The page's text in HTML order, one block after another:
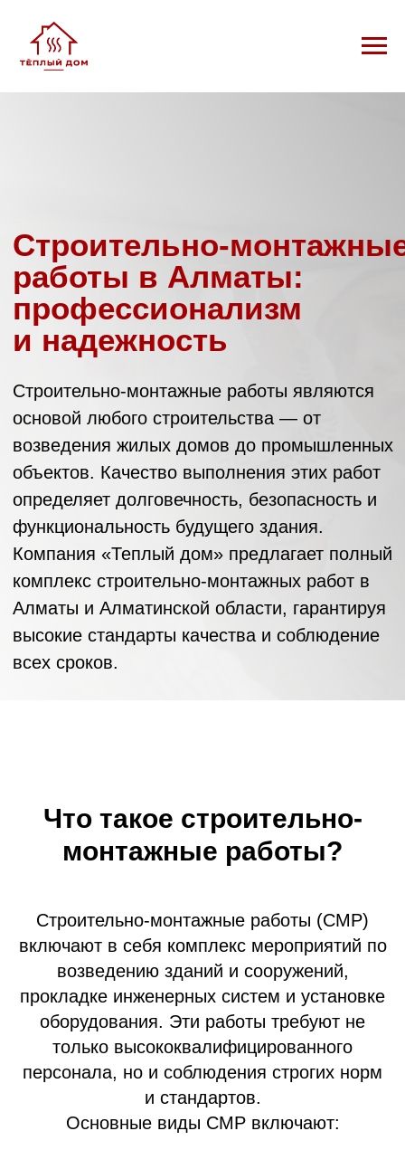
Строительно-монтажные работы являются
основой любого строительства — от
возведения жилых домов до промышленных
объектов. Качество выполнения этих работ
определяет долговечность, безопасность и
Компания «Теплый дом» предлагает полный
комплекс строительно-монтажных работ в
высокие стандарты качества и соблюдение
всех сроков.
и надежность
Что такое строительно-
монтажные работы?
Строительно-монтажные работы (СМР)
включают в себя комплекс мероприятий по
возведению зданий и сооружений,
прокладке инженерных систем и установке
оборудования. Эти работы требуют не
только высококвалифицированного
персонала, но и соблюдения строгих норм
и стандартов.
Основные виды СМР включают: